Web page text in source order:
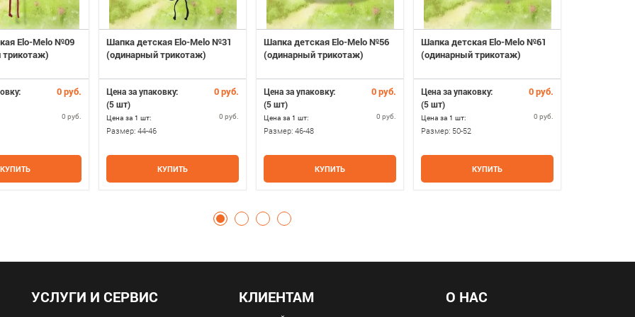
Elo-Melo №09
0 руб.
0 руб.
КУПИТЬ
Шапка детская Elo-Melo №31
(одинарный трикотаж)
Цена за упаковку: 0 руб.
(5 шт)
Цена за 1 шт: 0 руб.
Размер: 44-46
КУПИТЬ
Шапка детская Elo-Melo №56
(одинарный трикотаж)
Цена за упаковку: 0 руб.
(5 шт)
Цена за 1 шт: 0 руб.
Размер: 46-48
КУПИТЬ
Шапка детская Elo-Melo №61
(одинарный трикотаж)
Цена за упаковку: 0 руб.
(5 шт)
Цена за 1 шт: 0 руб.
Размер: 50-52
КУПИТЬ
УСЛУГИ И СЕРВИС КЛИЕНТАМ О НАС